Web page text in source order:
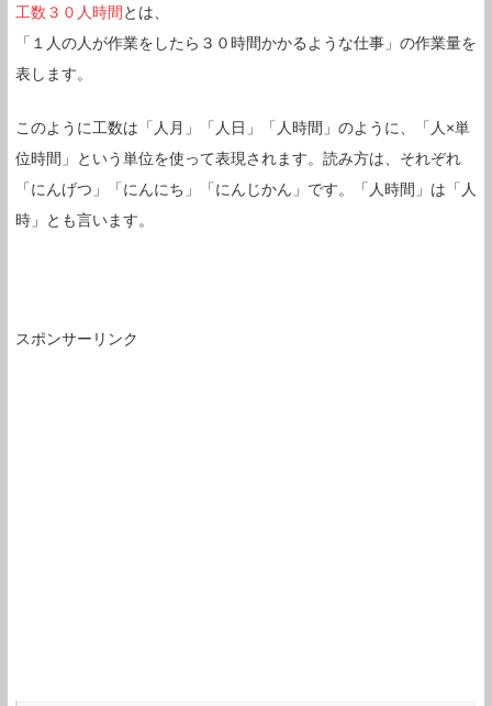
工数３０人時間とは、
「１人の人が作業をしたら３０時間かかるような仕事」の作業量を
表します。
このように工数は「人月」「人日」「人時間」のように、「人×単
位時間」という単位を使って表現されます。読み方は、それぞれ
「にんげつ」「にんにち」「にんじかん」です。「人時間」は「人
時」とも言います。
スポンサーリンク